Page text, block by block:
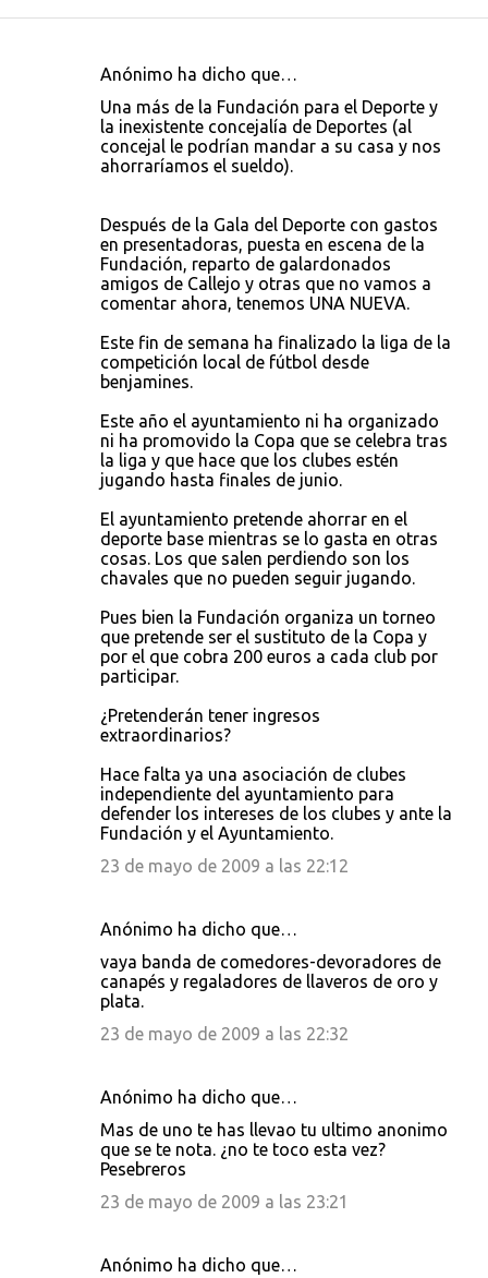
Anónimo ha dicho que…
Una más de la Fundación para el Deporte y
la inexistente concejalía de Deportes (al
concejal le podrían mandar a su casa y nos
ahorraríamos el sueldo).
Después de la Gala del Deporte con gastos
en presentadoras, puesta en escena de la
Fundación, reparto de galardonados
amigos de Callejo y otras que no vamos a
comentar ahora, tenemos UNA NUEVA.
Este fin de semana ha finalizado la liga de la
competición local de fútbol desde
benjamines.
Este año el ayuntamiento ni ha organizado
ni ha promovido la Copa que se celebra tras
la liga y que hace que los clubes estén
jugando hasta finales de junio.
El ayuntamiento pretende ahorrar en el
deporte base mientras se lo gasta en otras
cosas. Los que salen perdiendo son los
chavales que no pueden seguir jugando.
Pues bien la Fundación organiza un torneo
que pretende ser el sustituto de la Copa y
por el que cobra 200 euros a cada club por
participar.
¿Pretenderán tener ingresos
extraordinarios?
Hace falta ya una asociación de clubes
independiente del ayuntamiento para
defender los intereses de los clubes y ante la
Fundación y el Ayuntamiento.
23 de mayo de 2009 a las 22:12
Anónimo ha dicho que…
vaya banda de comedores-devoradores de
canapés y regaladores de llaveros de oro y
plata.
23 de mayo de 2009 a las 22:32
Anónimo ha dicho que…
Mas de uno te has llevao tu ultimo anonimo
que se te nota. ¿no te toco esta vez?
Pesebreros
23 de mayo de 2009 a las 23:21
Anónimo ha dicho que…